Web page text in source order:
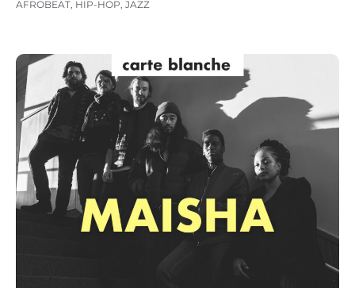
AFROBEAT, HIP-HOP, JAZZ